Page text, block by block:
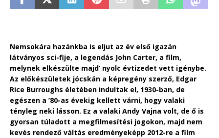
Nemsokára hazánkba is eljut az év első igazán
látványos sci-fije, a legendás John Carter, a film,
melynek elkészülte majd’ nyolc évtizedet vett igénybe.
Az előkészületek jócskán a képregény szerző, Edgar
Rice Burroughs életében indultak el, 1930-ban, de
egészen a ’80-as évekig kellett várni, hogy valaki
tényleg neki lásson. Ez a valaki Andy Vajna volt, de ő is
gyorsan túladott a megfilmesítési jogokon, majd nem
kevés rendező váltás eredményeképp 2012-re a film